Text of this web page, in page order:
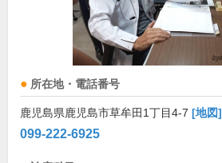
所在地・電話番号
鹿児島県鹿児島市草牟田1丁目4-7 [地図]
099-222-6925